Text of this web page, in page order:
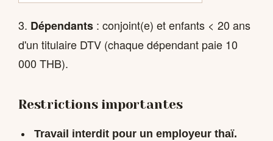
3. Dépendants : conjoint(e) et enfants < 20 ans
d'un titulaire DTV (chaque dépendant paie 10
000 THB).
Restrictions importantes
Travail interdit pour un employeur thaï.